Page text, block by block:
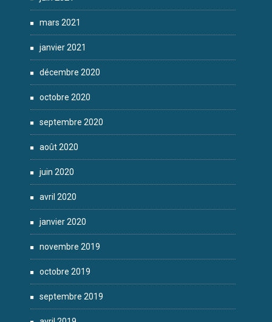
mars 2021
janvier 2021
décembre 2020
octobre 2020
septembre 2020
août 2020
juin 2020
avril 2020
janvier 2020
novembre 2019
octobre 2019
septembre 2019